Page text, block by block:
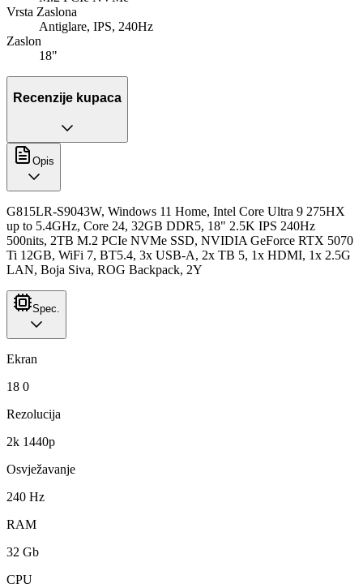
Vrsta Zaslona
Antiglare, IPS, 240Hz
Zaslon
18"
Recenzije kupaca
Opis
G815LR-S9043W, Windows 11 Home, Intel Core Ultra 9 275HX
up to 5.4GHz, Core 24, 32GB DDR5, 18" 2.5K IPS 240Hz
500nits, 2TB M.2 PCIe NVMe SSD, NVIDIA GeForce RTX 5070
Ti 12GB, WiFi 7, BT5.4, 3x USB-A, 2x TB 5, 1x HDMI, 1x 2.5G
LAN, Boja Siva, ROG Backpack, 2Y
Spec.
Ekran
18 0
Rezolucija
2k 1440p
Osvježavanje
240 Hz
RAM
32 Gb
CPU